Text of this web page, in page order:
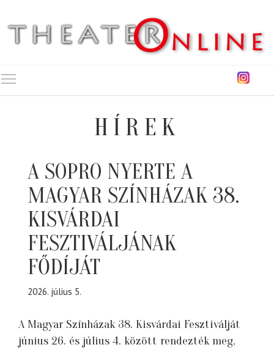
HÍREK
A SOPRO NYERTE A
MAGYAR SZÍNHÁZAK 38.
KISVÁRDAI
FESZTIVÁLJÁNAK
FŐDÍJÁT
2026. július 5.
A Magyar Színházak 38. Kisvárdai Fesztiválját
június 26. és július 4. között rendezték meg,